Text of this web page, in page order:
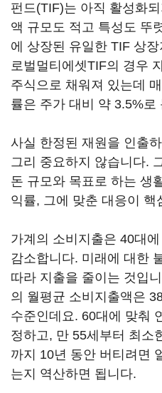
펀드(TIF)는 아직 활성화
액 규모도 적고 특성도 뚜
에 상장된 유일한 TIF 상
로벌멀티에셋TIF의 경우
주식으로 채워져 있는데
률은 주가 대비 약 3.5%
사실 한정된 재원을 인출
그리 중요하지 않습니다.
돈 규모와 목표로 하는 생
익률, 그에 맞춘 대응이 핵
가계의 소비지출은 40대
감소합니다. 미래에 대한
따라 지출을 줄이는 것입
의 월평균 소비지출액은
수준인데요. 60대에 맞춰
정하고, 만 55세부터 최소
까지 10년 동안 버티려면
는지 역산하면 됩니다.